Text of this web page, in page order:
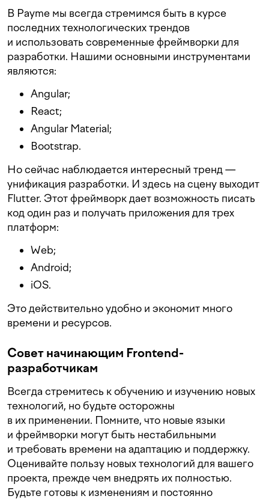
В Payme мы всегда стремимся быть в курсе
последних технологических трендов
и использовать современные фреймворки для
разработки. Нашими основными инструментами
являются:
Angular;
React;
Angular Material;
Bootstrap.
Но сейчас наблюдается интересный тренд —
унификация разработки. И здесь на сцену выходит
Flutter. Этот фреймворк дает возможность писать
код один раз и получать приложения для трех
платформ:
Web;
Android;
iOS.
Это действительно удобно и экономит много
времени и ресурсов.
Совет начинающим Frontend-
разработчикам
Всегда стремитесь к обучению и изучению новых
технологий, но будьте осторожны
в их применении. Помните, что новые языки
и фреймворки могут быть нестабильными
и требовать времени на адаптацию и поддержку.
Оценивайте пользу новых технологий для вашего
проекта, прежде чем внедрять их полностью.
Будьте готовы к изменениям и постоянно